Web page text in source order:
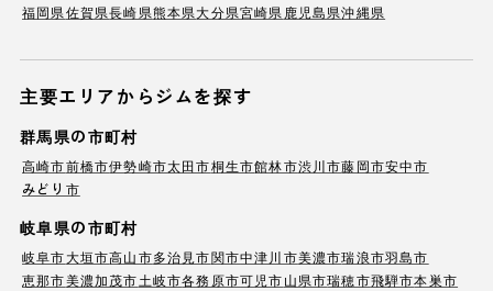
福岡県佐賀県長崎県熊本県大分県宮崎県 鹿児島県沖縄県
主要エリアからジムを探す
群馬県の市町村
高崎市前橋市伊勢崎市太田市桐生市館林市渋川市藤岡市安中市
みどり市
岐阜県の市町村
岐阜市大垣市高山市多治見市関市中津川市美濃市瑞浪市羽島市
恵那市美濃加茂市土岐市各務原市可児市山県市瑞穂市飛騨市本巣市